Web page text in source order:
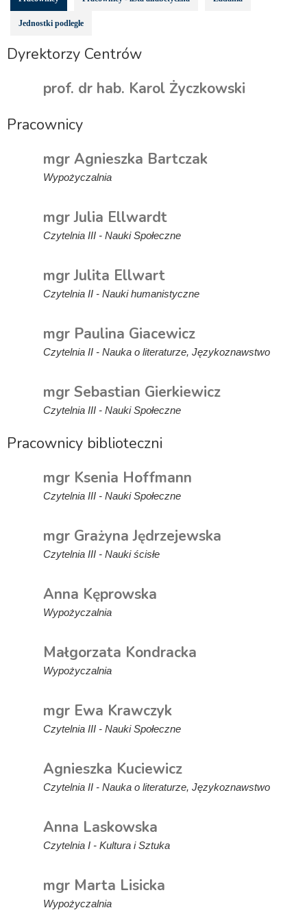
Jednostki podległe
Dyrektorzy Centrów
prof. dr hab. Karol Życzkowski
Pracownicy
mgr Agnieszka Bartczak
Wypożyczalnia
mgr Julia Ellwardt
Czytelnia III - Nauki Społeczne
mgr Julita Ellwart
Czytelnia II - Nauki humanistyczne
mgr Paulina Giacewicz
Czytelnia II - Nauka o literaturze, Językoznawstwo
mgr Sebastian Gierkiewicz
Czytelnia III - Nauki Społeczne
Pracownicy biblioteczni
mgr Ksenia Hoffmann
Czytelnia III - Nauki Społeczne
mgr Grażyna Jędrzejewska
Czytelnia III - Nauki ścisłe
Anna Kęprowska
Wypożyczalnia
Małgorzata Kondracka
Wypożyczalnia
mgr Ewa Krawczyk
Czytelnia III - Nauki Społeczne
Agnieszka Kuciewicz
Czytelnia II - Nauka o literaturze, Językoznawstwo
Anna Laskowska
Czytelnia I - Kultura i Sztuka
mgr Marta Lisicka
Wypożyczalnia